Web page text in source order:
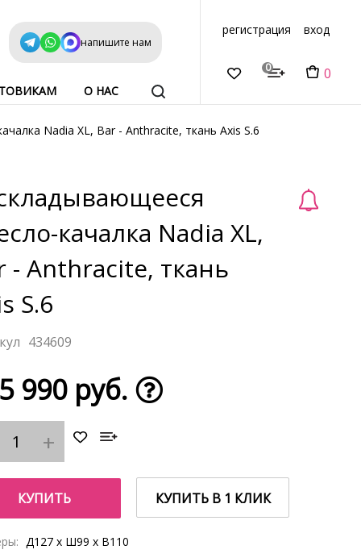
напишите нам
О НАС
регистрация вход
0 0
Nadia XL, Bar - Anthracite, ткань Axis S.6
качалка Nadia XL,
- Anthracite, ткань
S.6
434609
990 руб.
КУПИТЬ КУПИТЬ В 1 КЛИК
Д127 x Ш99 x В110